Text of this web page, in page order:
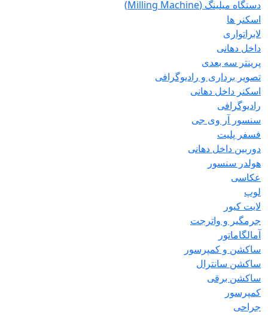
دستگاه میلینگ (Milling Machine)
اسکنر ها
لابراتواری
داخل دهانی
پرینتر سه بعدی
تصویر برداری و رادیوگرافی
اسکنر داخل دهانی
رادیوگرافی
سنسور آر وی جی
فسفر پلیت
دوربین داخل دهانی
هولدر سنسور
عکاسی
لوپ
لایت کیور
جرمگیر و واترجت
آمالگاماتور
ساکشن و کمپرسور
ساکشن سانترال
ساکشن برقی
کمپرسور
جراحی